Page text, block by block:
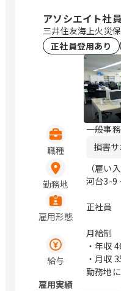
県岡山
市白楽
原5-16-
周南市
下関市
市小郡
町一丁
高知県
岡市博
ル） 福
目7番1
福岡県
公園通
14-40
本県熊
延岡市
ルライ
目4番7号 ※転居を伴う転勤なし。 ※原
則マイ
台公園
橋、浦
アソシエイト社
三井住友海上火災
正社員登用あり
職種
一般事
損害
勤務地
（雇い
河台3-9
町
雇用形態
正社員
給与
月給制
・年収
・月収
勤務地
雇用実績